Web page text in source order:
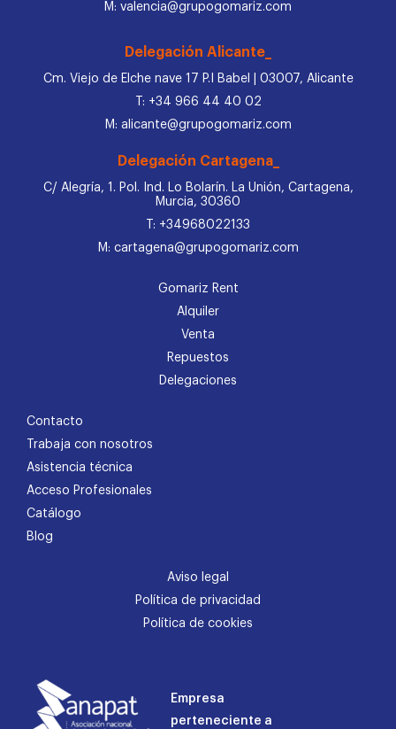
M: valencia@grupogomariz.com
Delegación Alicante_
Cm. Viejo de Elche nave 17 P.I Babel | 03007, Alicante
T: +34 966 44 40 02
M: alicante@grupogomariz.com
Delegación Cartagena_
C/ Alegría, 1. Pol. Ind. Lo Bolarín. La Unión, Cartagena,
Murcia, 30360
T: +34968022133
M: cartagena@grupogomariz.com
Gomariz Rent
Alquiler
Venta
Repuestos
Delegaciones
Contacto
Trabaja con nosotros
Asistencia técnica
Acceso Profesionales
Catálogo
Blog
Aviso legal
Política de privacidad
Política de cookies
Empresa
perteneciente a